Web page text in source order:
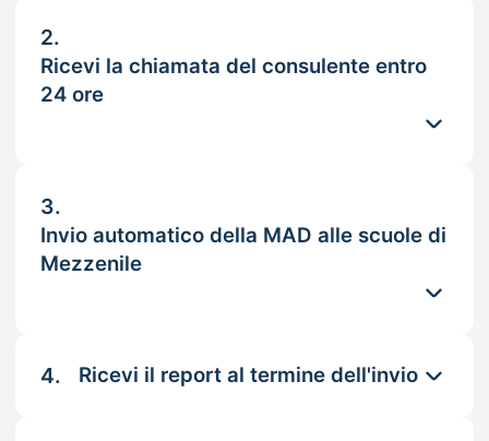
2.
Ricevi la chiamata del consulente entro
24 ore
3.
Invio automatico della MAD alle scuole di
Mezzenile
4. Ricevi il report al termine dell'invio